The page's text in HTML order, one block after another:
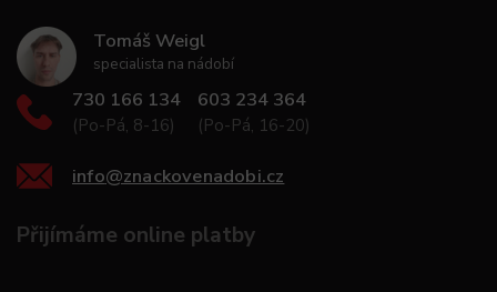
Tomáš Weigl
specialista na nádobí
730 166 134
(Po-Pá, 8-16)
603 234 364
(Po-Pá, 16-20)
info@znackovenadobi.cz
Přijímáme online platby